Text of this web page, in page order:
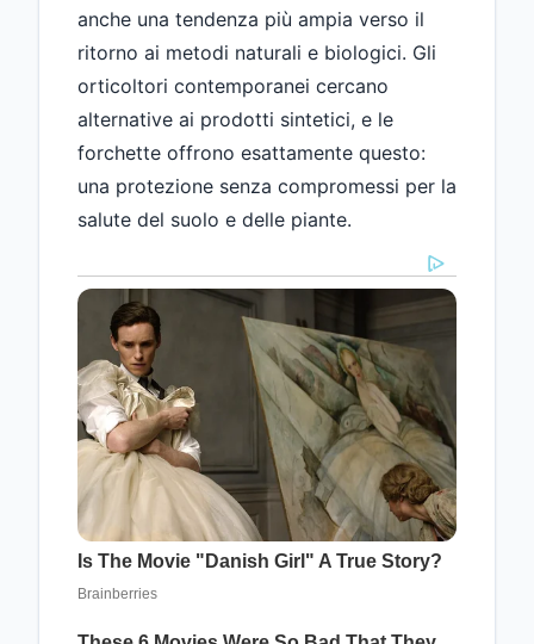
anche una tendenza più ampia verso il
ritorno ai metodi naturali e biologici. Gli
orticoltori contemporanei cercano
alternative ai prodotti sintetici, e le
forchette offrono esattamente questo:
una protezione senza compromessi per la
salute del suolo e delle piante.